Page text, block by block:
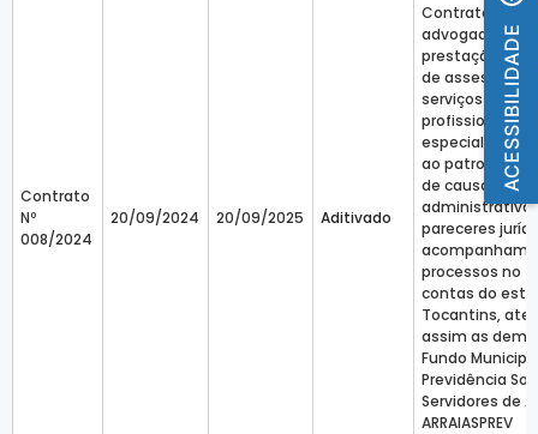
Contrato
Nº
008/2024
20/09/2024 20/09/2025 Aditivado
Contratação
advogado para
prestação dos
de assessoria
serviços
profissionais
especializados
ao patrocínio
de causas
pareceres
processos no
contas do
Tocantins,
assim as
Fundo
Previdência
Servidores de
ARRAIASPREV
ACESSIBILIDADE